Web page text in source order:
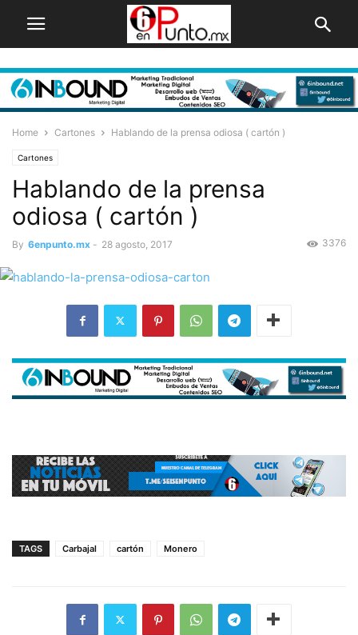
Home Cartones Hablando de la prensa odiosa ( cartón )
Cartones
Hablando de la prensa
odiosa ( cartón )
By 6enpunto.mx - 28 agosto, 2017 3376
TAGS Carbajal cartón Monero